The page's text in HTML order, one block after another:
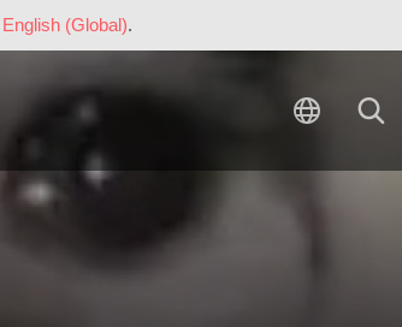
English (Global).